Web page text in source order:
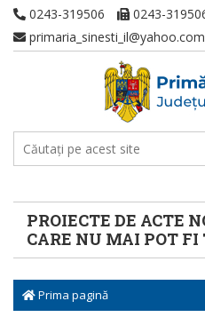
0243-319506
0243-
primaria_sinesti_il@yahoo.com
PROIECTE DE ACTE
CARE NU MAI POT
Prima pagină